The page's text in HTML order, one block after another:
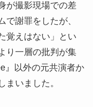
が撮影現場での差
で謝罪をしたが、
覚えはない」とい
り一層の批判が集
』以外の元共演者か
まいました。